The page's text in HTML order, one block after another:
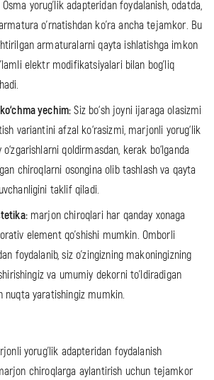
Osma yorug'lik adapteridan foydalanish, odatda,
o'rnatishdan ko'ra ancha tejamkor. Bu
armaturalarni qayta ishlatishga imkon
elektr modifikatsiyalari bilan bog'liq
yechim: Siz bo‘sh joyni ijaraga olasizmi
variantini afzal ko‘rasizmi, marjonli yorug‘lik
qoldirmasdan, kerak bo‘lganda
chiroqlarni osongina olib tashlash va qayta
taklif qiladi.
marjon chiroqlari har qanday xonaga
element qo'shishi mumkin. Omborli
foydalanib, siz o'zingizning makoningizning
va umumiy dekorni to'ldiradigan
nuqta yaratishingiz mumkin.
yorug'lik adapteridan foydalanish
chiroqlarga aylantirish uchun tejamkor